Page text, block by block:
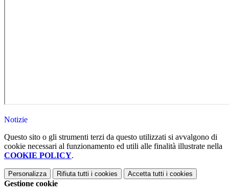
Notizie
Questo sito o gli strumenti terzi da questo utilizzati si avvalgono di
cookie necessari al funzionamento ed utili alle finalità illustrate nella
COOKIE POLICY.
Personalizza Rifiuta tutti i cookies Accetta tutti i cookies
Gestione cookie